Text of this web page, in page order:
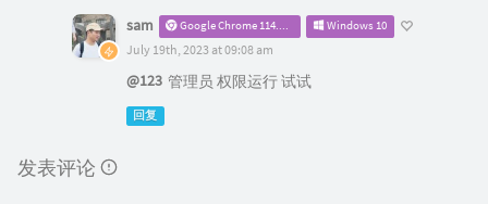
sam Google Chrome 114.0.0.0 Windows 10
July 19th, 2023 at 09:08 am
@123 管理员 权限运行 试试
回复
发表评论